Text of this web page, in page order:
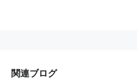
関連ブログ